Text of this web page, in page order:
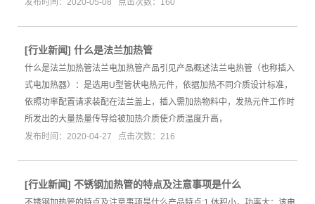
[行业新闻] 什么是法兰加热管
什么是法兰加热管法兰电加热管产品引见产品概述法兰电热管（也称插入
式电加热器）：是选用U型管状电热元件，依据加热不同介质设计标准，
依照功率配置请求装配在法兰盖上，插入需加热物料中，发热元件工作时
所发出的大量热量传导给被加热介质使介质温度升高，
发布时间：2020-04-27 点击次数：216
[行业新闻] 不锈钢加热管的特点及注意事项是什么